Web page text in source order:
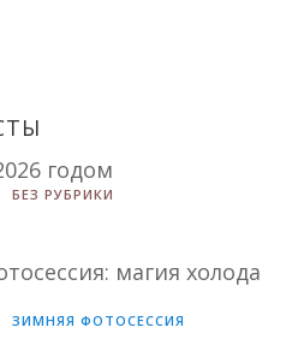
годом
БЕЗ РУБРИКИ
магия холода
ЗИМНЯЯ ФОТОСЕССИЯ